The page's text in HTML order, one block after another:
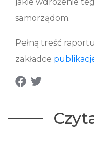
samorządom.
Pełną treść
zakładce